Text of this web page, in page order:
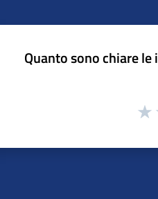
Quanto sono chiare